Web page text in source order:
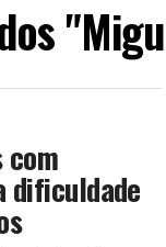
com
dificuldade